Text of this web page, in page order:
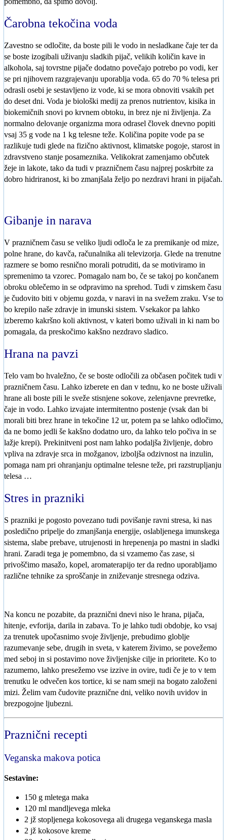
Čarobna tekočina voda
Zavestno se odločite, da boste pili le vodo in nesladkane čaje ter da
se boste izogibali uživanju sladkih pijač, velikih količin kave in
alkohola, saj tovrstne pijače dodatno povečajo potrebo po vodi, ker
se pri njihovem razgrajevanju uporablja voda. 65 do 70 % telesa pri
odrasli osebi je sestavljeno iz vode, ki se mora obnoviti vsakih pet
do deset dni. Voda je biološki medij za prenos nutrientov, kisika in
biokemičnih snovi po krvnem obtoku, in brez nje ni življenja. Za
normalno delovanje organizma mora odrasel človek dnevno popiti
vsaj 35 g vode na 1 kg telesne teže. Količina popite vode pa se
razlikuje tudi glede na fizično aktivnost, klimatske pogoje, starost in
zdravstveno stanje posameznika. Velikokrat zamenjamo občutek
žeje in lakote, tako da tudi v prazničnem času najprej poskrbite za
dobro hidriranost, ki bo zmanjšala željo po nezdravi hrani in pijačah.
Gibanje in narava
V prazničnem času se veliko ljudi odloča le za premikanje od mize,
polne hrane, do kavča, računalnika ali televizorja. Glede na trenutne
razmere se bomo resnično morali potruditi, da se motiviramo in
spremenimo ta vzorec. Pomagalo nam bo, če se takoj po končanem
obroku oblečemo in se odpravimo na sprehod. Tudi v zimskem času
je čudovito biti v objemu gozda, v naravi in na svežem zraku. Vse to
bo krepilo naše zdravje in imunski sistem. Vsekakor pa lahko
izberemo kakršno koli aktivnost, v kateri bomo uživali in ki nam bo
pomagala, da preskočimo kakšno nezdravo sladico.
Hrana na pavzi
Telo vam bo hvaležno, če se boste odločili za občasen počitek tudi v
prazničnem času. Lahko izberete en dan v tednu, ko ne boste uživali
hrane ali boste pili le sveže stisnjene sokove, zelenjavne prevretke,
čaje in vodo. Lahko izvajate intermitentno postenje (vsak dan bi
morali biti brez hrane in tekočine 12 ur, potem pa se lahko odločimo,
da ne bomo jedli še kakšno dodatno uro, da lahko telo počiva in se
lažje krepi). Prekinitveni post nam lahko podaljša življenje, dobro
vpliva na zdravje srca in možganov, izboljša odzivnost na inzulin,
pomaga nam pri ohranjanju optimalne telesne teže, pri razstrupljanju
telesa …
Stres in prazniki
S prazniki je pogosto povezano tudi povišanje ravni stresa, ki nas
posledično pripelje do zmanjšanja energije, oslabljenega imunskega
sistema, slabe prebave, utrujenosti in hrepenenja po mastni in sladki
hrani. Zaradi tega je pomembno, da si vzamemo čas zase, si
privoščimo masažo, kopel, aromaterapijo ter da redno uporabljamo
različne tehnike za sproščanje in zniževanje stresnega odziva.
Na koncu ne pozabite, da praznični dnevi niso le hrana, pijača,
hitenje, evforija, darila in zabava. To je lahko tudi obdobje, ko vsaj
za trenutek upočasnimo svoje življenje, prebudimo globlje
razumevanje sebe, drugih in sveta, v katerem živimo, se povežemo
med seboj in si postavimo nove življenjske cilje in prioritete. Ko to
razumemo, lahko presežemo vse izzive in ovire, tudi če je to v tem
trenutku le odvečen kos tortice, ki se nam smeji na bogato založeni
mizi. Želim vam čudovite praznične dni, veliko novih uvidov in
brezpogojne ljubezni.
Praznični recepti
Veganska makova potica
Sestavine:
150 g mletega maka
120 ml mandljevega mleka
2 jž stopljenega kokosovega ali drugega veganskega masla
2 jž kokosove kreme